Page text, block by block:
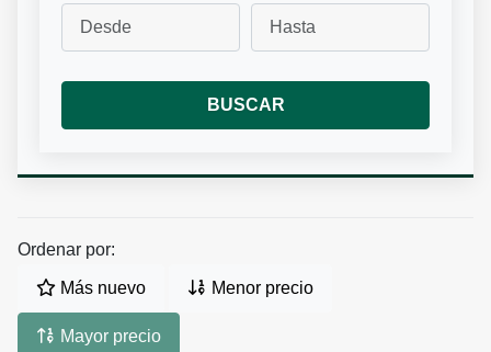
BUSCAR
Ordenar por:
Más nuevo Menor precio
Mayor precio